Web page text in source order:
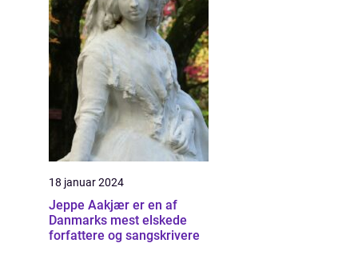
18 januar 2024
Jeppe Aakjær er en af
Danmarks mest elskede
forfattere og sangskrivere